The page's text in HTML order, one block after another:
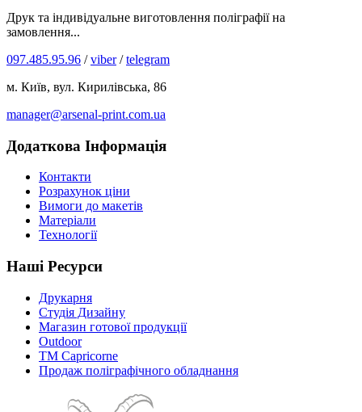
Друк та індивідуальне виготовлення поліграфії на
замовлення...
097.485.95.96 /viber/telegram
м. Київ, вул. Кирилівська, 86
manager@arsenal-print.com.ua
Додаткова Інформація
Контакти
Розрахунок ціни
Вимоги до макетів
Матеріали
Технології
Наші Ресурси
Друкарня
Студія Дизайну
Магазин готової продукції
Outdoor
TM Capricorne
Продаж поліграфічного обладнання